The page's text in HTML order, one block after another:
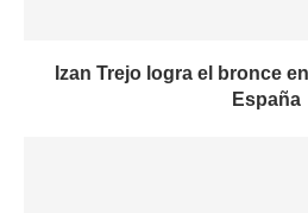
Izan Trejo logra el bronce
España